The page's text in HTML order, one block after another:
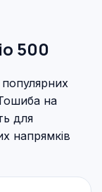
500
на
для
напрямків